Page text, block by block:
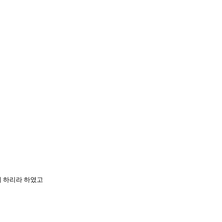
하리라 하였고